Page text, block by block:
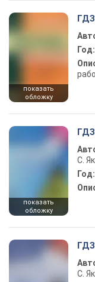
показать
обложку
Год:
показать
обложку
С.
Год:
С.